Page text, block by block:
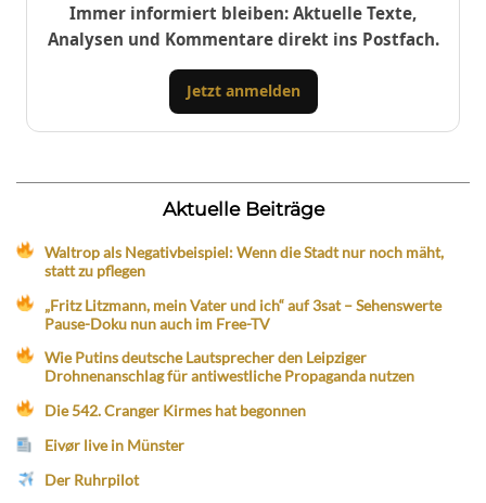
Immer informiert bleiben: Aktuelle Texte,
Analysen und Kommentare direkt ins Postfach.
Jetzt anmelden
Aktuelle Beiträge
Waltrop als Negativbeispiel: Wenn die Stadt nur noch mäht,
statt zu pflegen
„Fritz Litzmann, mein Vater und ich“ auf 3sat – Sehenswerte
Pause-Doku nun auch im Free-TV
Wie Putins deutsche Lautsprecher den Leipziger
Drohnenanschlag für antiwestliche Propaganda nutzen
Die 542. Cranger Kirmes hat begonnen
Eivør live in Münster
Der Ruhrpilot